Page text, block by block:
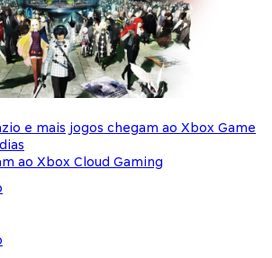
e mais jogos chegam ao Xbox Game
ao Xbox Cloud Gaming